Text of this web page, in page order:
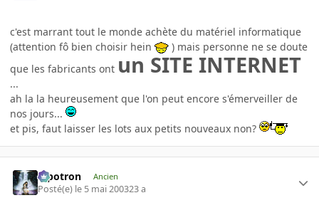
c'est marrant tout le monde achète du matériel informatique
(attention fô bien choisir hein
) mais personne ne se doute
que les fabricants ont un SITE INTERNET
...
ah la la heureusement que l'on peut encore s'émerveiller de
nos jours...
et pis, faut laisser les lots aux petits nouveaux non?
Pipotron Ancien
Posté(e) le 5 mai 200323 a